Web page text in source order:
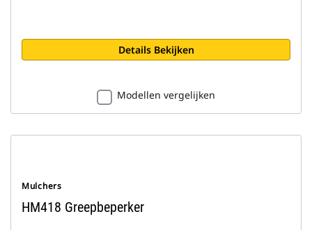
Details Bekijken
Modellen vergelijken
Mulchers
HM418 Greepbeperker